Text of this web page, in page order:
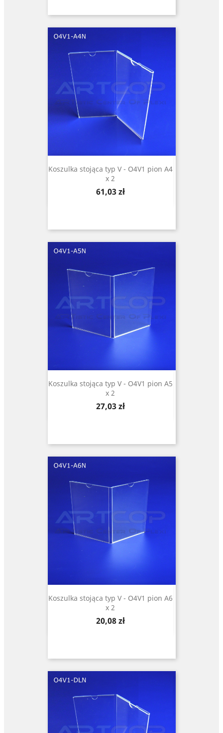
Koszulka stojąca typ V - O4V1 pion A4
x 2
Cena
61,03 zł
Koszulka stojąca typ V - O4V1 pion A5
x 2
Cena
27,03 zł
Koszulka stojąca typ V - O4V1 pion A6
x 2
Cena
20,08 zł